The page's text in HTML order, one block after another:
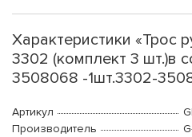
Характеристики «Трос
3302 (комплект 3 шт.)в
3508068 -1шт.3302-
Артикул
Производитель